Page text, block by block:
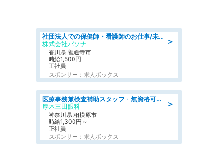
＞
社団法人での保健師・看護師のお仕事/未経験OK/要資格:普通免許、保健師、正看護師
株式会社パソナ
香川県 善通寺市
時給1,500円
正社員
スポンサー：求人ボックス
＞
医療事務兼検査補助スタッフ・無資格可の看護助手
厚木三田眼科
神奈川県 相模原市
時給1,300円～
正社員
スポンサー：求人ボックス